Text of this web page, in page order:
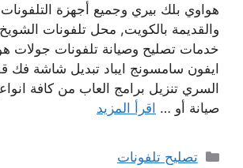
هواوي بلك بيري وجميع أجهزة التلفونات
والقديمة بالكويت, محل تلفونات
خدمات تصليح وصيانة تلفونات جولات
ايفون سامسونج ايباد تبديل شاشة فك
السري تنزيل برامج العاب من كافة
صيانة أو … اقرأ المزيد
التصنيفات
تصليح تلفونات